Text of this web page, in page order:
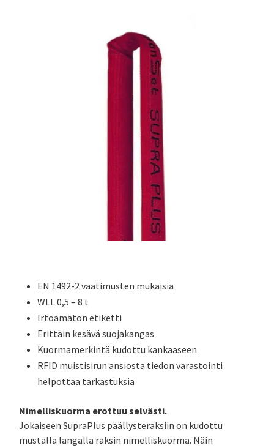
EN 1492-2 vaatimusten mukaisia
WLL 0,5 – 8 t
Irtoamaton etiketti
Erittäin kesävä suojakangas
Kuormamerkintä kudottu kankaaseen
RFID muistisirun ansiosta tiedon varastointi
helpottaa tarkastuksia
Nimelliskuorma erottuu selvästi.
Jokaiseen SupraPlus päällysteraksiin on kudottu
mustalla langalla raksin nimelliskuorma. Näin